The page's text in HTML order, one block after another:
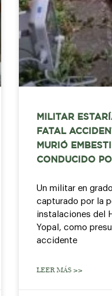
MILITAR
FATAL
MURIÓ
CONDUCIDO
Un militar en
capturado por la
instalaciones del
Yopal, como
accidente
LEER MÁS >>